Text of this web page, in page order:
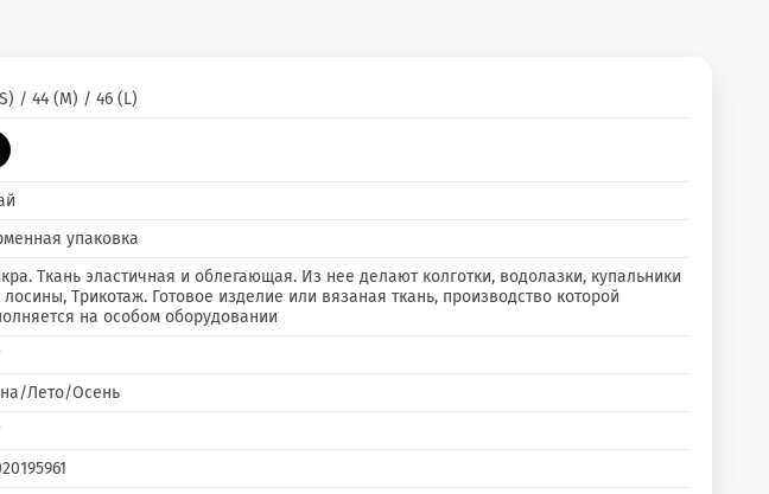
/ 44 (M) / 46 (L)
упаковка
Ткань эластичная и облегающая. Из нее делают колготки, водолазки, купальники
лосины, Трикотаж. Готовое изделие или вязаная ткань, производство которой
на особом оборудовании
Лето/Осень